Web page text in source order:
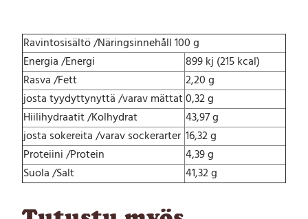
r
ä
Ravintosisältö /Näringsinnehåll 100 g
Energia /Energi
899 kj (215 kcal)
Rasva /Fett
2,20 g
josta tyydyttynyttä /varav mättat0,32 g
Hiilihydraatit /Kolhydrat
43,97 g
josta sokereita /varav sockerarter 16,32 g
Proteiini /Protein
4,39 g
Suola /Salt
41,32 g